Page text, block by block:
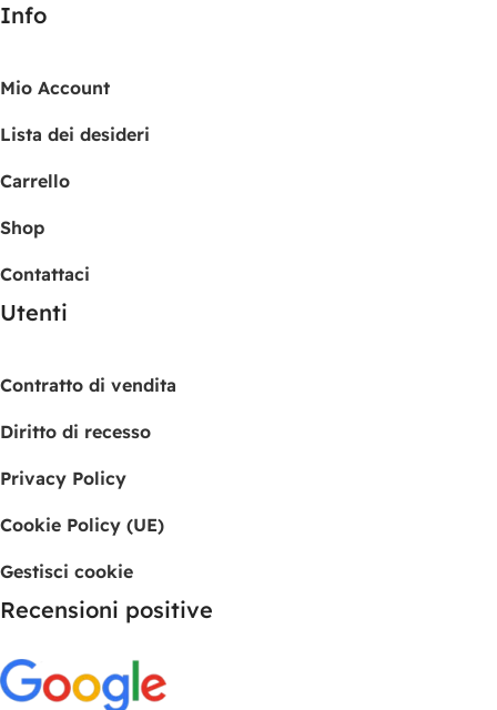
Info
Mio Account
Lista dei desideri
Carrello
Shop
Contattaci
Utenti
Contratto di vendita
Diritto di recesso
Privacy Policy
Cookie Policy (UE)
Gestisci cookie
Recensioni positive